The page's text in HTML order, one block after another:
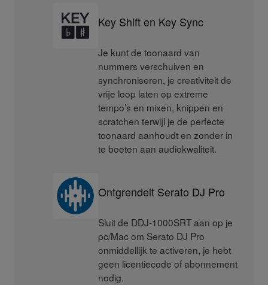
Key Shift en Key Sync
Je kunt de toonaard van
nummers verschuiven en
synchroniseren, je creativiteit de
vrije loop laten op extreme
tempo’s en mixen, knippen en
scratchen terwijl je de perfecte
toonaard aanhoudt en zonder in
te boeten aan audiokwaliteit.
Ontgrendelt Serato DJ Pro
Sluit de DDJ-1000SRT aan op je
pc/Mac om Serato DJ Pro
onmiddellijk te activeren, je hebt
geen licentiecode of abonnement
nodig.